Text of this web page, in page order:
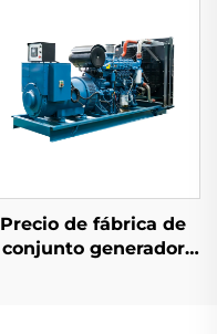
Hidráulica
Precio de fábrica de
conjunto generador